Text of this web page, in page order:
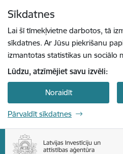
Sīkdatnes
Lai šī tīmekļvietne darbotos, tā
sīkdatnes. Ar Jūsu piekrišanu
izmantotas statistikas un sociālo
Lūdzu, atzīmējiet savu izvēli:
Noraidīt
Pārvaldīt sīkdatnes